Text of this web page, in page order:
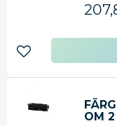
Lägg till i favoriter
OM